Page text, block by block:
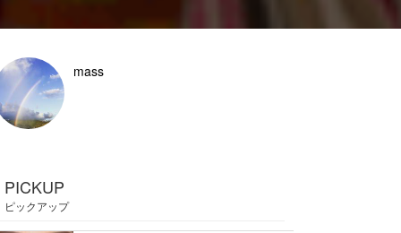
mass
PICKUP
ピックアップ